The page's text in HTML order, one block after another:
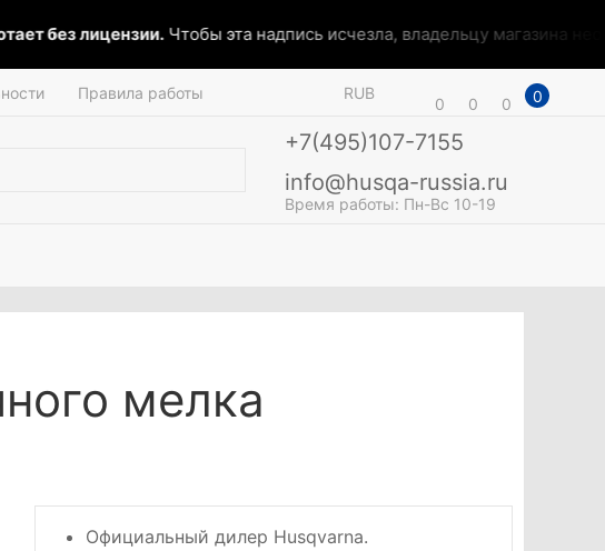
без лицензии.Чтобы эта надпись исчезла, владельцу магазина
Правила работы RUB
0 0 0 0
+7(495)107-7155
info@husqa-russia.ru
Время работы: Пн-Вс 10-19
мелка
Официальный дилер Husqvarna.